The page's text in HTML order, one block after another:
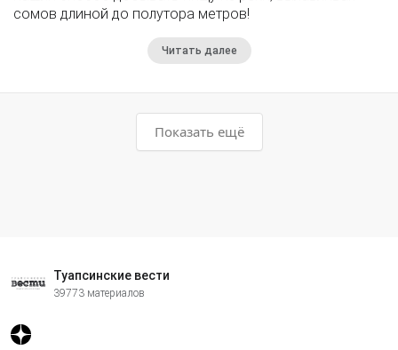
сомов длиной до полутора метров!
Читать далее
Показать ещё
Туапсинские вести
39773 материалов